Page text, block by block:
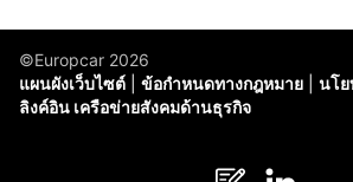
©Europcar 2026
แผนผังเว็บไซต์
ข้อกำหนดทางกฎหมาย
นโย
ลิงค์อิน เครือข่ายสังคมด้านธุรกิจ